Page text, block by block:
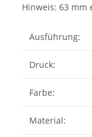
Hinweis: 63 mm
Ausführung:
Druck:
Farbe:
Material: